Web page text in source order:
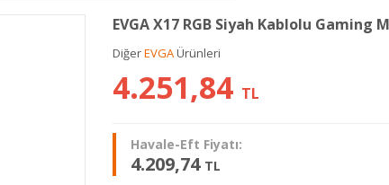
EVGA X17 RGB Siyah Kablolu Gaming
DiğerEVGAÜrünleri
4.251,84 TL
Havale-Eft Fiyatı:
4.209,74 TL